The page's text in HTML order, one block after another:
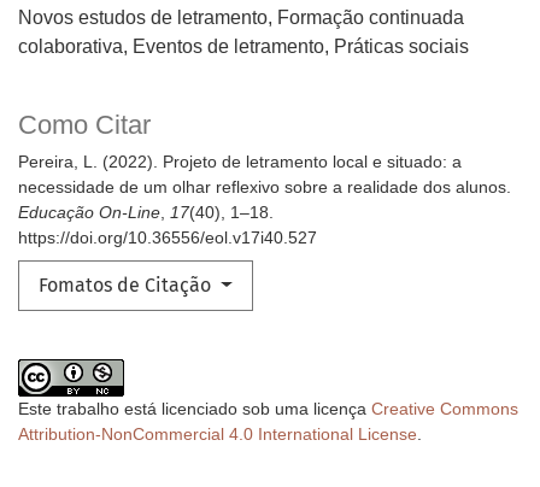
Novos estudos de letramento, Formação continuada
colaborativa, Eventos de letramento, Práticas sociais
Como Citar
Pereira, L. (2022). Projeto de letramento local e situado: a
necessidade de um olhar reflexivo sobre a realidade dos alunos.
Educação On-Line, 17(40), 1–18.
https://doi.org/10.36556/eol.v17i40.527
Fomatos de Citação
Este trabalho está licenciado sob uma licença Creative Commons
Attribution-NonCommercial 4.0 International License.